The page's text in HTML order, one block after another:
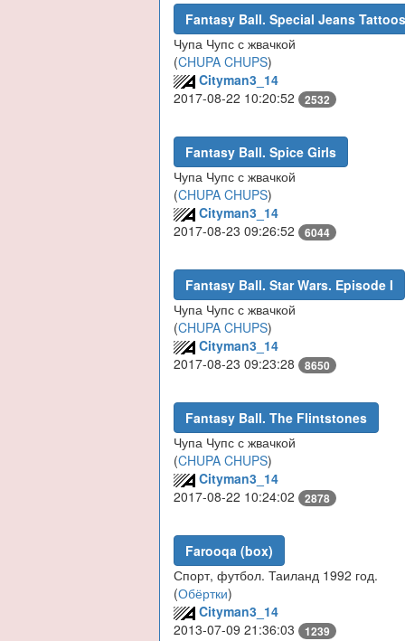
Fantasy Ball. Special Jeans
Чупа Чупс с жвачкой
(CHUPA CHUPS)
Cityman3_14
2017-08-22 10:20:52 2532
Fantasy Ball. Spice Girls
Чупа Чупс с жвачкой
(CHUPA CHUPS)
Cityman3_14
2017-08-23 09:26:52 6044
Fantasy Ball. Star Wars. Episode I
Чупа Чупс с жвачкой
(CHUPA CHUPS)
Cityman3_14
2017-08-23 09:23:28 8650
Fantasy Ball. The Flintstones
Чупа Чупс с жвачкой
(CHUPA CHUPS)
Cityman3_14
2017-08-22 10:24:02 2878
Farooqa (box)
Спорт, футбол. Таиланд 1992 год.
(Обёртки)
Cityman3_14
2013-07-09 21:36:03 1239